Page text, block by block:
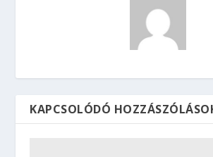
KAPCSOLÓDÓ